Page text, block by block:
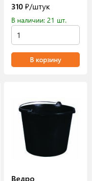
310₽/штук
В наличии: 21 шт.
В корзину
Ведро